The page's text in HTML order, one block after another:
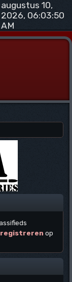
augustus 10,
2026, 06:03:50
AM
registreren op